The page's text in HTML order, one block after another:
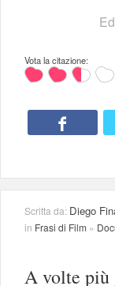
Vota la citazione:
Scritta da: Diego
in Frasi di Film »
A volte più